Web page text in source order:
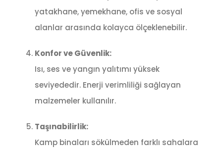
yatakhane, yemekhane, ofis ve sosyal
alanlar arasında kolayca ölçeklenebilir.
Konfor ve Güvenlik:
Isı, ses ve yangın yalıtımı yüksek
seviyededir. Enerji verimliliği sağlayan
malzemeler kullanılır.
Taşınabilirlik:
Kamp binaları sökülmeden farklı sahalara